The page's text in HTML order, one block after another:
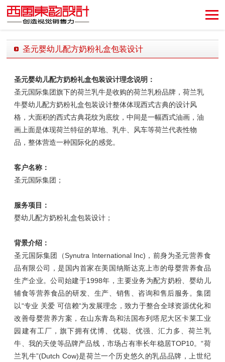
创造视觉销售力！
圣元婴幼儿配方奶粉礼盒包装设计
圣元婴幼儿配方奶粉礼盒包装设计理念说明：
圣元国际集团旗下的荷兰乳牛是收购的荷兰乳粉品牌，荷兰乳
牛婴幼儿配方奶粉礼盒包装设计整体体现西式古典的设计风
格，大面积的西式古典花纹为底纹，中间是一幅西式油画，油
画上面是体现荷兰特征的草地、乳牛、风车等荷兰代表性物
品，整体营造一种国际化的感觉。
客户名称：
圣元国际集团；
服务项目：
婴幼儿配方奶粉礼盒包装设计；
背景介绍：
圣元国际集团（Synutra International Inc)，前身为圣元营养食
品有限公司，是国内首家在美国纳斯达克上市的母婴营养食品
生产企业。公司始建于1998年，主要业务为配方奶粉、婴幼儿
辅食等营养食品的研发、生产、销售、咨询和售后服务。集团
以“专业 关爱 可信赖“为发展理念，致力于整合全球资源优化和
改善母婴营养方案，在山东青岛和法国布列塔尼大区卡莱工业
园建有工厂，旗下拥有优博、优聪、优强、汇力多、荷兰乳
牛、我的天使等品牌产品线，市场占有率长年稳居TOP10。“荷
兰乳牛”(Dutch Cow)是荷兰一个历史悠久的乳品品牌，上世纪